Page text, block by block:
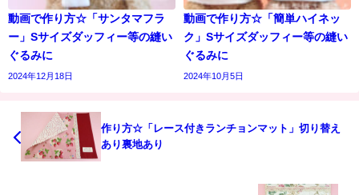
動画で作り方☆「サンタマフラ
ー」Sサイズダッフィー等の縫い
ぐるみに
2024年12月18日
動画で作り方☆「簡単ハイネッ
ク」Sサイズダッフィー等の縫い
ぐるみに
2024年10月5日
作り方☆「レース付きランチョンマット」切り替え
あり裏地あり